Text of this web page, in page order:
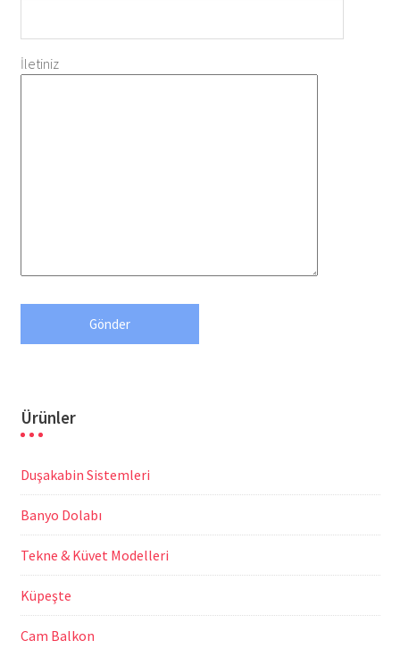
İletiniz
Ürünler
Duşakabin Sistemleri
Banyo Dolabı
Tekne & Küvet Modelleri
Küpeşte
Cam Balkon